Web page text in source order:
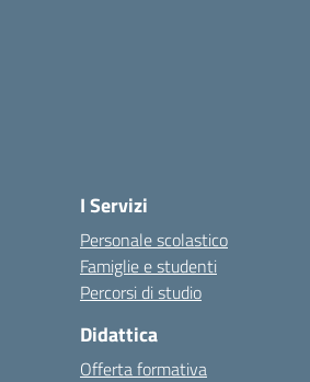
I Servizi
Personale scolastico
Famiglie e studenti
Percorsi di studio
Didattica
Offerta formativa